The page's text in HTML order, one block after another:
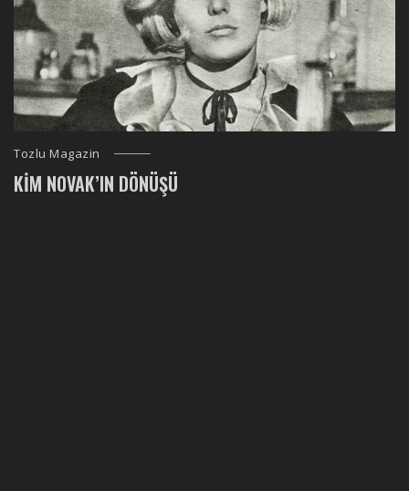
Tozlu Magazin
KIM NOVAK’IN DÖNÜŞÜ